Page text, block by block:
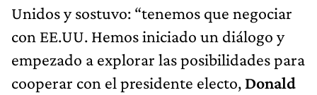
Unidos y sostuvo: “tenemos que negociar
con EE.UU. Hemos iniciado un diálogo y
empezado a explorar las posibilidades para
cooperar con el presidente electo, Donald